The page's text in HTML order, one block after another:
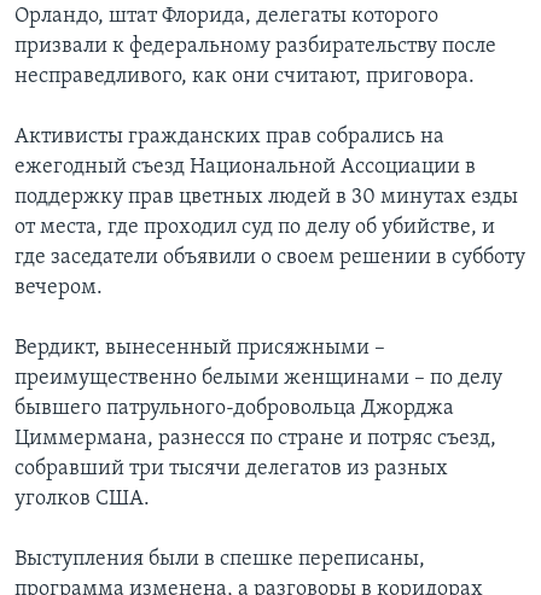
Орландо, штат Флорида, делегаты которого
призвали к федеральному разбирательству после
несправедливого, как они считают, приговора.
Активисты гражданских прав собрались на
ежегодный съезд Национальной Ассоциации в
поддержку прав цветных людей в 30 минутах езды
от места, где проходил суд по делу об убийстве, и
где заседатели объявили о своем решении в субботу
вечером.
Вердикт, вынесенный присяжными –
преимущественно белыми женщинами – по делу
бывшего патрульного-добровольца Джорджа
Циммермана, разнесся по стране и потряс съезд,
собравший три тысячи делегатов из разных
уголков США.
Выступления были в спешке переписаны,
программа изменена, а разговоры в коридорах